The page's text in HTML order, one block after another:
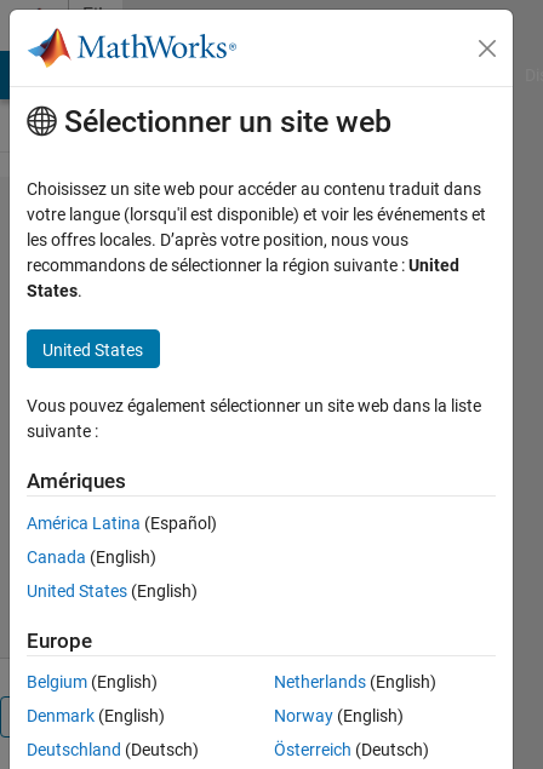
Passer au contenu
File
Exchange
Ice
thickness
Just a couple of simple functions to
convert between ice thickness and
Version 1.0.0.0(3,64 ko)
71 téléchargements
28 mars 2017
Présentation
Sélectionner un site web
Choisissez un site web pour accéder au contenu traduit dans
votre langue (lorsqu'il est disponible) et voir les événements et
les offres locales. D’après votre position, nous vous
recommandons de sélectionner la région suivante :United
States.
United States
Vous pouvez également sélectionner un site web dans la liste
suivante :
Amériques
América Latina (Español)
Canada (English)
United States (English)
Europe
Belgium (English)
Denmark (English)
Deutschland (Deutsch)
Netherlands (English)
Norway (English)
Österreich (Deutsch)